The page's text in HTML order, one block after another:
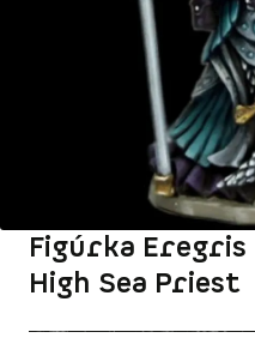
Figúrka
High Sea Priest